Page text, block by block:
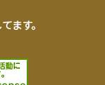
ます。